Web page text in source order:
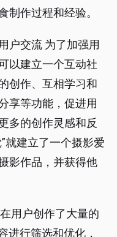
制作过程和经验。
户交流 为了加强用
以建立一个互动社
创作、互相学习和
享等功能，促进用
多的创作灵感和反
就建立了一个摄影爱
影作品，并获得他
用户创作了大量的
进行筛选和优化，